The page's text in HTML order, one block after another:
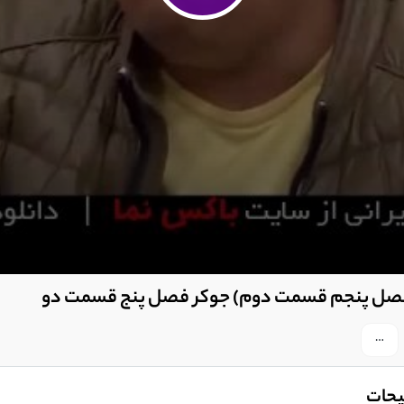
محمدحسین مهدویان
شب های مافیا 4)